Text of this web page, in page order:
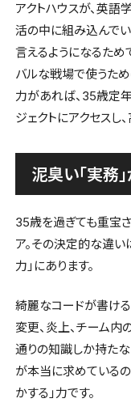
アクトハウスが、英語
活の中に組み込んでい
言えるようになるため
バルな戦場で使うため
力があれば、35歳定
ジェクトにアクセスし
泥臭い「実務
35歳を過ぎても重宝
ア。その決定的な違い
力」にあります。
綺麗なコードが書け
変更、炎上、チーム内
通りの知識しか持たな
が本当に求めているの
かする」力です。